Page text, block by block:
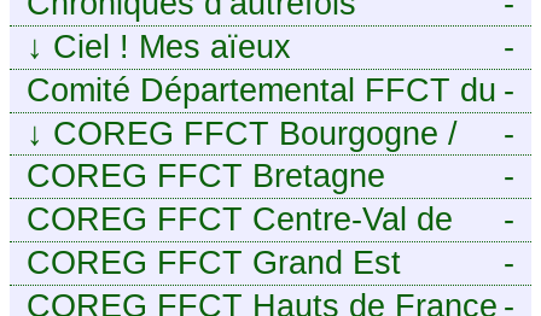
-
↓ Ciel ! Mes aïeux
-
Comité Départemental FFCT du
Cher
-
↓ COREG FFCT Bourgogne /
Franche-Comté
-
COREG FFCT Bretagne
-
COREG FFCT Centre-Val de
Loire
-
COREG FFCT Grand Est
-
COREG FFCT Hauts de France